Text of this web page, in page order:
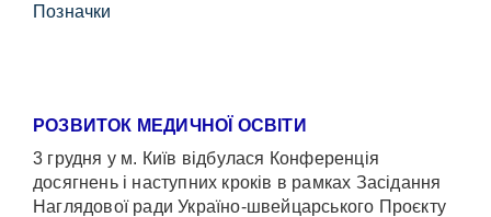
Позначки
РОЗВИТОК МЕДИЧНОЇ ОСВІТИ
3 грудня у м. Київ відбулася Конференція
досягнень і наступних кроків в рамках Засідання
Наглядової ради Україно-швейцарського Проєкту